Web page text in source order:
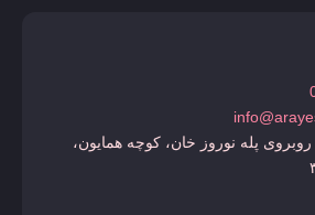
پله نوروز خان، کوچه همایون،